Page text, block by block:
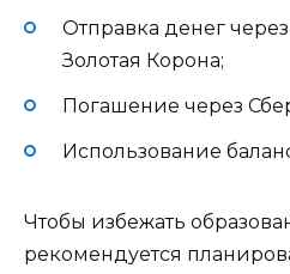
Отправка денег
Золотая Корона;
Погашение через
Использование
Чтобы избежать
рекомендуется